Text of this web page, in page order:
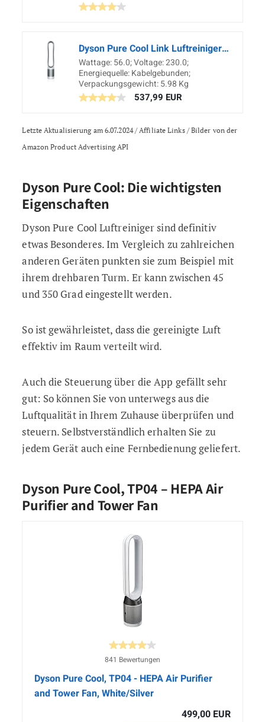
Dyson Pure Cool Link Luftreiniger (mit HEPA-Filter inkl. Fernbedienung und App-Steuerung, Energieeffizienter Ventilator und Luftreinigungsgerät mit Geruchs- und Schadstofffilter)
Wattage: 56.0; Voltage: 230.0;
Energiequelle: Kabelgebunden;
Verpackungsgewicht: 5.98 Kg
537,99 EUR
Letzte Aktualisierung am 6.07.2024 / Affiliate Links / Bilder von der
Amazon Product Advertising API
Dyson Pure Cool: Die wichtigsten
Eigenschaften
Dyson Pure Cool Luftreiniger sind definitiv
etwas Besonderes. Im Vergleich zu zahlreichen
anderen Geräten punkten sie zum Beispiel mit
ihrem drehbaren Turm. Er kann zwischen 45
und 350 Grad eingestellt werden.
So ist gewährleistet, dass die gereinigte Luft
effektiv im Raum verteilt wird.
Auch die Steuerung über die App gefällt sehr
gut: So können Sie von unterwegs aus die
Luftqualität in Ihrem Zuhause überprüfen und
steuern. Selbstverständlich erhalten Sie zu
jedem Gerät auch eine Fernbedienung geliefert.
Dyson Pure Cool, TP04 – HEPA Air
Purifier and Tower Fan
841 Bewertungen
Dyson Pure Cool, TP04 - HEPA Air Purifier
and Tower Fan, White/Silver
499,00 EUR